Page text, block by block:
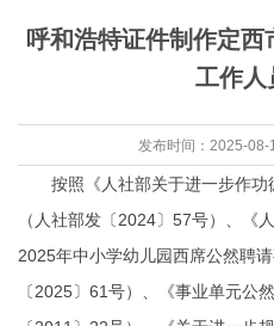
呼和浩特证件制作定
工作人
发布时间：2025-
按照《人社部关于进一步作功
（人社部发〔2024〕57号）、《
2025年中小学幼儿园西席公然聘
〔2025〕61号）、《事业单元公